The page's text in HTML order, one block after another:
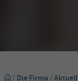
/ Die Firma/Aktuell